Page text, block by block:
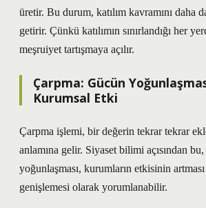
üretir. Bu durum, katılım kavramını daha
getirir. Çünkü katılımın sınırlandığı her
meşruiyet tartışmaya açılır.
Çarpma: Gücün
Kurumsal Etki
Çarpma işlemi, bir değerin tekrar tekrar
anlamına gelir. Siyaset bilimi açısından
yoğunlaşması, kurumların etkisinin
genişlemesi olarak yorumlanabilir.